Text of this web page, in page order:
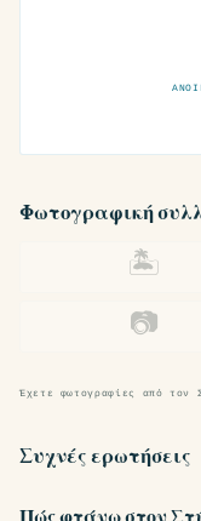
Φωτογραφική
🏝
📷
Έχετε φωτογραφίες από
Συχνές ερωτήσεις
Πώς φτάνω στον